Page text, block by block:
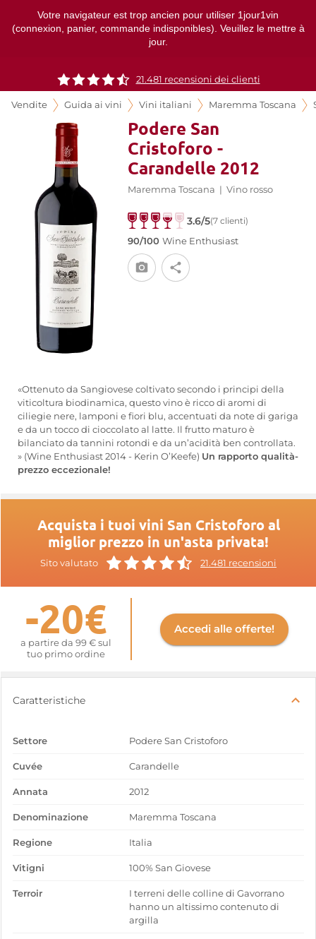
Votre navigateur est trop ancien pour utiliser 1jour1vin
(connexion, panier, commande indisponibles). Veuillez le mettre à
jour.
21.481 recensioni dei clienti
Vendite Guida ai vini Vini italiani Maremma Toscana
Podere San
Cristoforo -
Carandelle 2012
Maremma Toscana | Vino rosso
3.6/5(7 clienti)
90/100 Wine Enthusiast
«Ottenuto da Sangiovese coltivato secondo i principi della
viticoltura biodinamica, questo vino è ricco di aromi di
ciliegie nere, lamponi e fiori blu, accentuati da note di gariga
e da un tocco di cioccolato al latte. Il frutto maturo è
bilanciato da tannini rotondi e da un’acidità ben controllata.
» (Wine Enthusiast 2014 - Kerin O’Keefe) Un rapporto qualità-
prezzo eccezionale!
Acquista i tuoi vini San Cristoforo al
miglior prezzo in un'asta privata!
Sito valutato 21.481 recensioni
-20€
a partire da 99 € sul
tuo primo ordine
Accedi alle offerte!
Caratteristiche
Settore Podere San Cristoforo
Cuvée Carandelle
Annata 2012
Denominazione Maremma Toscana
Regione Italia
Vitigni 100% San Giovese
Terroir
I terreni delle colline di Gavorrano
hanno un altissimo contenuto di
argilla